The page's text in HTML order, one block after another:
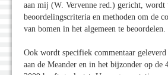
aan mij (W. Vervenne red.) gericht, wordt
beoordelingscriteria en methoden om de
van bomen in het algemeen te beoordelen.
Ook wordt specifiek commentaar
aan de Meander en in het bijzonder op de